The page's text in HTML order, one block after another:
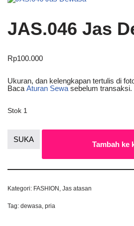
JAS.046 Jas
Rp100.000
Ukuran, dan kelengkapan tertulis di
Baca Aturan Sewa sebelum transaksi.
Stok 1
SUKA
Tambah ke
Kategori: FASHION , Jas atasan
Tag: dewasa, pria